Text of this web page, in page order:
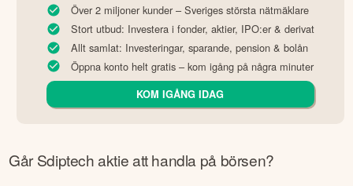
Över 2 miljoner kunder – Sveriges största nätmäklare
Stort utbud: Investera i fonder, aktier, IPO:er & derivat
Allt samlat: Investeringar, sparande, pension & bolån
Öppna konto helt gratis – kom igång på några minuter
KOM IGÅNG IDAG
GårSdiptechaktie att handla på börsen?